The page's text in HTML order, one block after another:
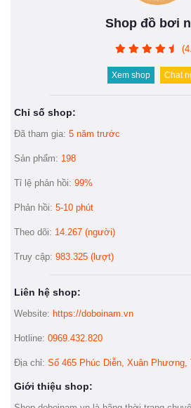
Shop đồ bơi
Xem shop Chat
Chỉ số shop:
Đã tham gia: 5 năm trước
Sản phẩm: 198
Tỉ lệ phản hồi: 99%
Phản hồi: 5-10 phút
Theo dõi: 14.267 (người)
Truy cập: 983.325 (lượt)
Liên hệ shop:
Website: https://doboinam.vn
Hotline: 0969.432.820
Địa chỉ: Số 465 Phúc Diễn, Xuân Phương,
Giới thiệu shop: